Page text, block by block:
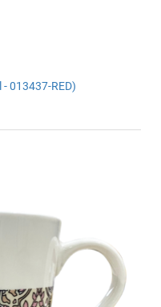
013437-RED)